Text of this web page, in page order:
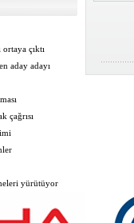
çıktı
aday adayı
çağrısı
yürütüyor